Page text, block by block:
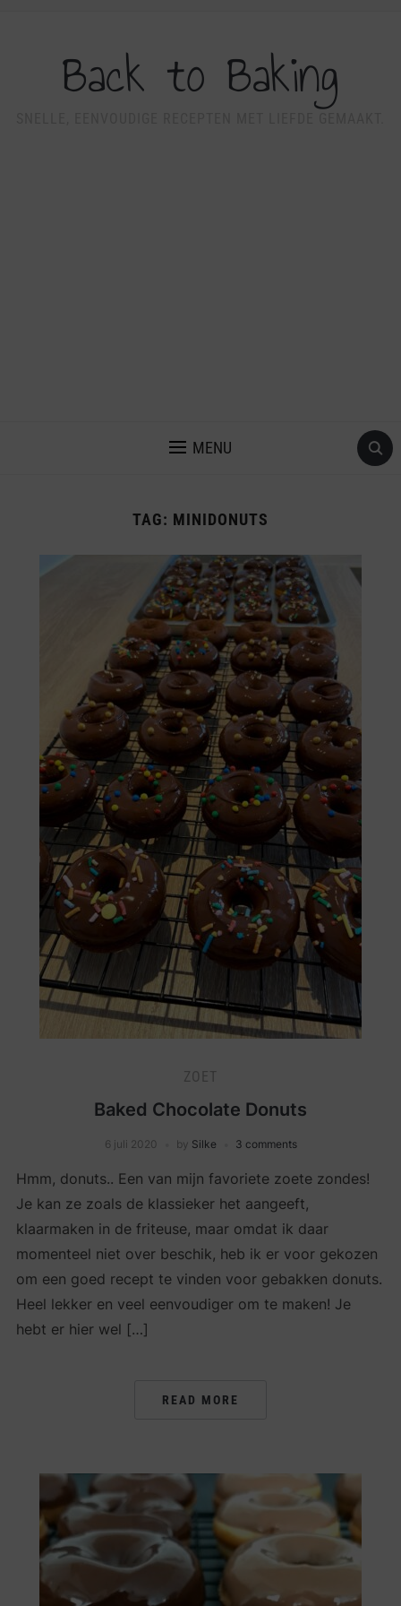
Back to Baking
MENU
TAG: MINIDONUTS
ZOET
Baked Chocolate Donuts
6 juli 2020 by Silke 3 comments
Hmm, donuts.. Een van mijn favoriete zoete zondes!
Je kan ze zoals de klassieker het aangeeft,
klaarmaken in de friteuse, maar omdat ik daar
momenteel niet over beschik, heb ik er voor gekozen
om een goed recept te vinden voor gebakken donuts.
Heel lekker en veel eenvoudiger om te maken! Je
hebt er hier wel […]
READ MORE